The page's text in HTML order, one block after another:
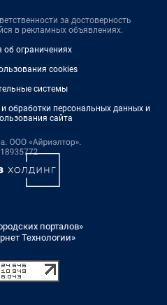
за достоверность
в рекламных объявлениях.
ограничениях
cookies
системы
обработки персональных данных и
сайта
порталов»
Технологии»